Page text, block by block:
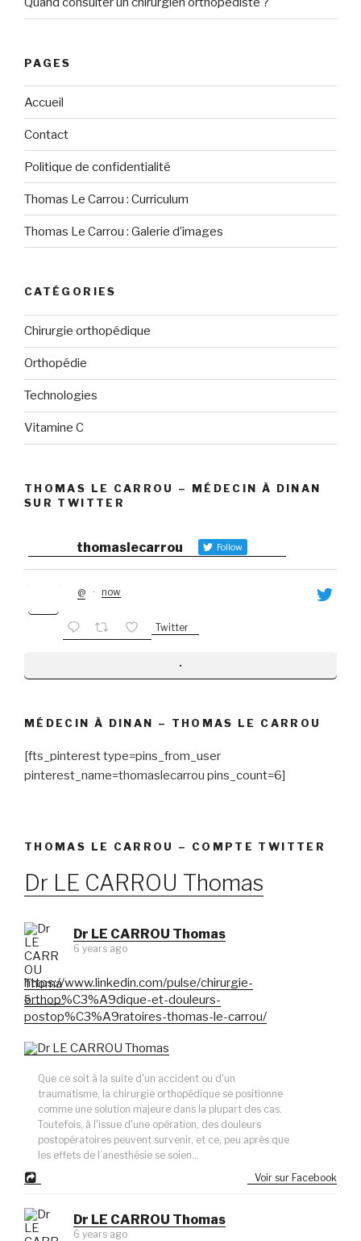
PAGES
Accueil
Contact
Politique de confidentialité
Thomas Le Carrou : Curriculum
Thomas Le Carrou : Galerie d’images
CATÉGORIES
Chirurgie orthopédique
Orthopédie
Technologies
Vitamine C
THOMAS LE CARROU – MÉDECIN À DINAN
SUR TWITTER
thomaslecarrou Follow
@ · now
Twitter
MÉDECIN À DINAN – THOMAS LE CARROU
[fts_pinterest type=pins_from_user
pinterest_name=thomaslecarrou pins_count=6]
THOMAS LE CARROU – COMPTE TWITTER
Dr LE CARROU Thomas
Dr LE CARROU Thomas
6 years ago
https://www.linkedin.com/pulse/chirurgie-
orthop%C3%A9dique-et-douleurs-
postop%C3%A9ratoires-thomas-le-carrou/
Que ce soit à la suite d'un accident ou d'un
traumatisme, la chirurgie orthopédique se positionne
comme une solution majeure dans la plupart des cas.
Toutefois, à l'issue d'une opération, des douleurs
postopératoires peuvent survenir, et ce, peu après que
les effets de l’anesthésie se soien...
Voir sur Facebook
Dr LE CARROU Thomas
6 years ago